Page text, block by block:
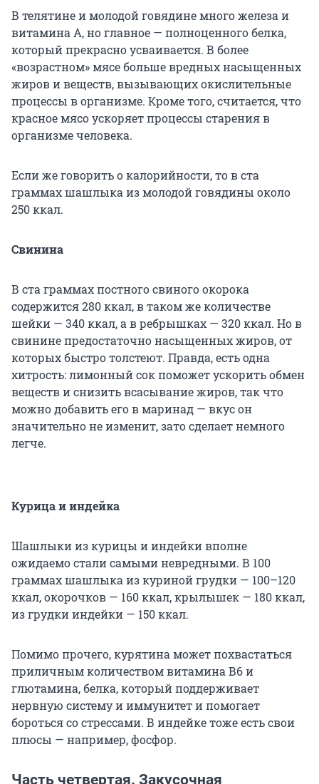
В телятине и молодой говядине много железа и
витамина А, но главное — полноценного белка,
который прекрасно усваивается. В более
«возрастном» мясе больше вредных насыщенных
жиров и веществ, вызывающих окислительные
процессы в организме. Кроме того, считается, что
красное мясо ускоряет процессы старения в
организме человека.
Если же говорить о калорийности, то в ста
граммах шашлыка из молодой говядины около
250 ккал.
Свинина
В ста граммах постного свиного окорока
содержится 280 ккал, в таком же количестве
шейки — 340 ккал, а в ребрышках — 320 ккал. Но в
свинине предостаточно насыщенных жиров, от
которых быстро толстеют. Правда, есть одна
хитрость: лимонный сок поможет ускорить обмен
веществ и снизить всасывание жиров, так что
можно добавить его в маринад — вкус он
значительно не изменит, зато сделает немного
легче.
Курица и индейка
Шашлыки из курицы и индейки вполне
ожидаемо стали самыми невредными. В 100
граммах шашлыка из куриной грудки — 100–120
ккал, окорочков — 160 ккал, крылышек — 180 ккал,
из грудки индейки — 150 ккал.
Помимо прочего, курятина может похвастаться
приличным количеством витамина В6 и
глютамина, белка, который поддерживает
нервную систему и иммунитет и помогает
бороться со стрессами. В индейке тоже есть свои
плюсы — например, фосфор.
Часть четвертая. Закусочная